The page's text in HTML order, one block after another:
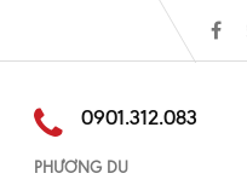
0901.312.083
PHƯƠNG DU